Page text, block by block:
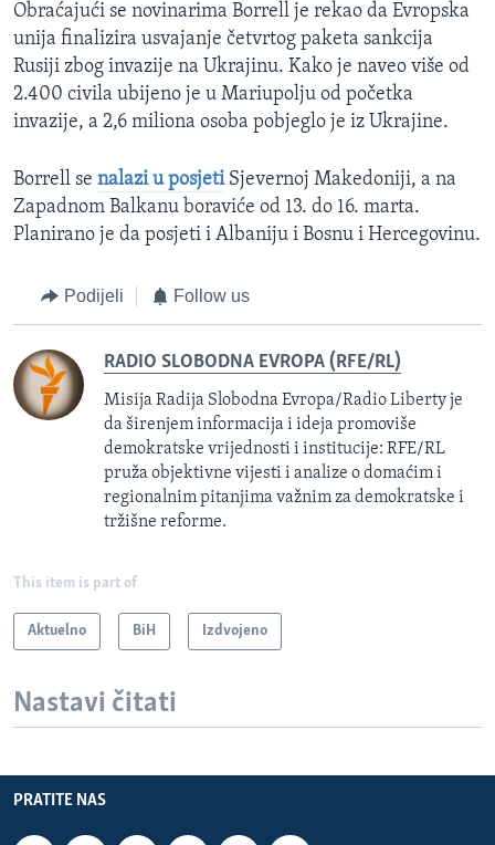
Obraćajući se novinarima Borrell je rekao da Evropska
unija finalizira usvajanje četvrtog paketa sankcija
Rusiji zbog invazije na Ukrajinu. Kako je naveo više od
2.400 civila ubijeno je u Mariupolju od početka
invazije, a 2,6 miliona osoba pobjeglo je iz Ukrajine.
Borrell se nalazi u posjetiSjevernoj Makedoniji, a na
Zapadnom Balkanu boraviće od 13. do 16. marta.
Planirano je da posjeti i Albaniju i Bosnu i Hercegovinu.
Podijeli Follow us
RADIO SLOBODNA EVROPA (RFE/RL)
Misija Radija Slobodna Evropa/Radio Liberty je
da širenjem informacija i ideja promoviše
demokratske vrijednosti i institucije: RFE/RL
pruža objektivne vijesti i analize o domaćim i
regionalnim pitanjima važnim za demokratske i
tržišne reforme.
This item is part of
Aktuelno BiH Izdvojeno
Nastavi čitati
PRATITE NAS